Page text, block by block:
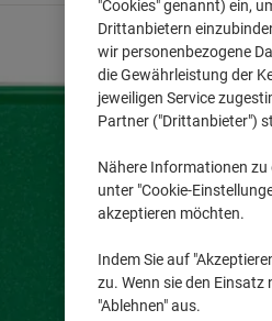
"Cookies" genannt) ein,
Drittanbietern
wir personenbezogene
die Gewährleistung der
jeweiligen Service
Partner ("Drittanbieter")
Nähere Informationen zu
unter "Cookie-
akzeptieren möchten.
Indem Sie auf
zu. Wenn sie den
"Ablehnen" aus.